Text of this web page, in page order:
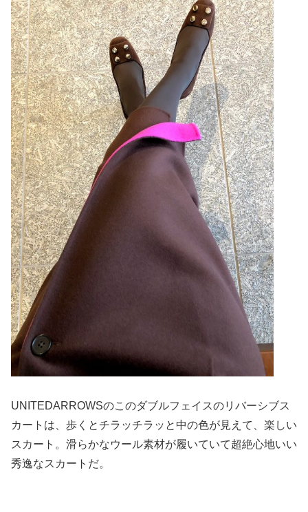
UNITEDARROWSのこのダブルフェイスのリバーシブス
カートは、歩くとチラッチラッと中の色が見えて、楽しい
スカート。滑らかなウール素材が履いていて超絶心地いい
秀逸なスカートだ。